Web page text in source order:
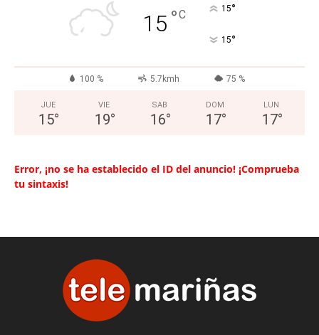
15 °C 15°
15°
100 % 5.7kmh 75 %
JUE
15°
VIE
19°
SAB
16°
DOM
17°
LUN
17°
Error, ¡no se ha establecido el ID del anuncio! ¡Comprueba
tu sintaxis!